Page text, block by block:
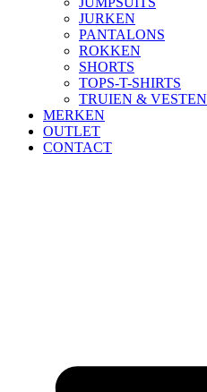
JURKEN
PANTALONS
ROKKEN
SHORTS
TOPS-T-SHIRTS
TRUIEN & VESTEN
MERKEN
OUTLET
CONTACT